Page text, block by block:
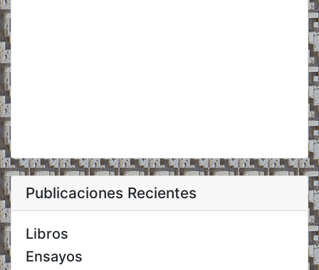
Publicaciones Recientes
Libros
Ensayos